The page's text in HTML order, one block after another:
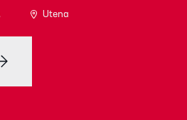
Utena